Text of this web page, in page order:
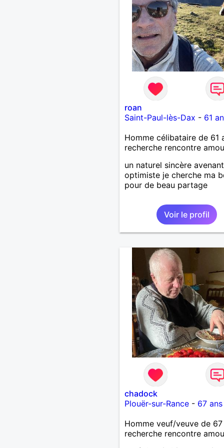
roan
Saint-Paul-lès-Dax - 61
Homme célibataire de 61
recherche rencontre
un naturel sincère
optimiste je cherche ma
pour de beau partage
Voir le profil
chadock
Plouër-sur-Rance- 67 ans
Homme veuf/veuve de 67
recherche rencontre